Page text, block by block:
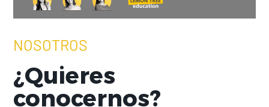
NOSOTROS
¿Quieres
conocernos?